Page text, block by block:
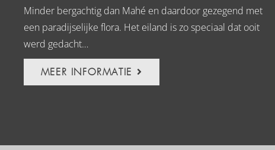
Minder bergachtig dan Mahé en daardoor gezegend met
een paradijselijke flora. Het eiland is zo speciaal dat ooit
werd gedacht…
MEER INFORMATIE